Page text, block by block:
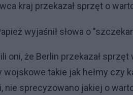
kraj przekazał sprzęt o
wyjaśnił słowa o
oni, że Berlin przekazał
wojskowe takie jak hełmy
nie sprecyzowano jakiej o